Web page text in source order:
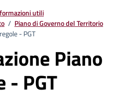
utili
/ Piano di Governo del Territorio
- PGT
Piano
- PGT